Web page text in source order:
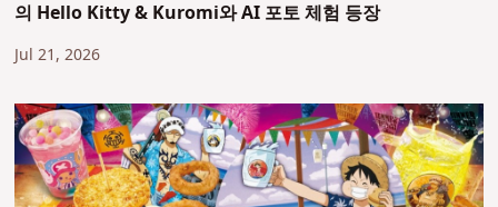
의 Hello Kitty & Kuromi와 AI 포토 체험 등장
Jul 21, 2026